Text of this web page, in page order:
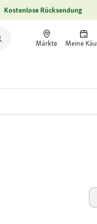
Kostenlose Rücksendung
Märkte Meine